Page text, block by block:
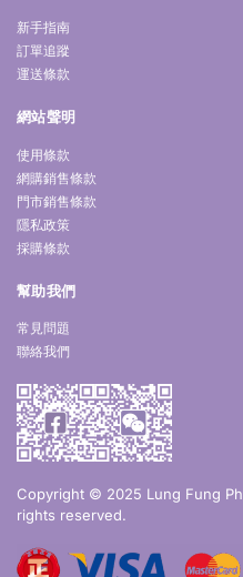
新手指南
訂單追蹤
運送條款
網站聲明
使用條款
網購銷售條款
門市銷售條款
隱私政策
採購條款
幫助我們
常見問題
聯絡我們
Copyright © 2025 Lung Fung
rights reserved.